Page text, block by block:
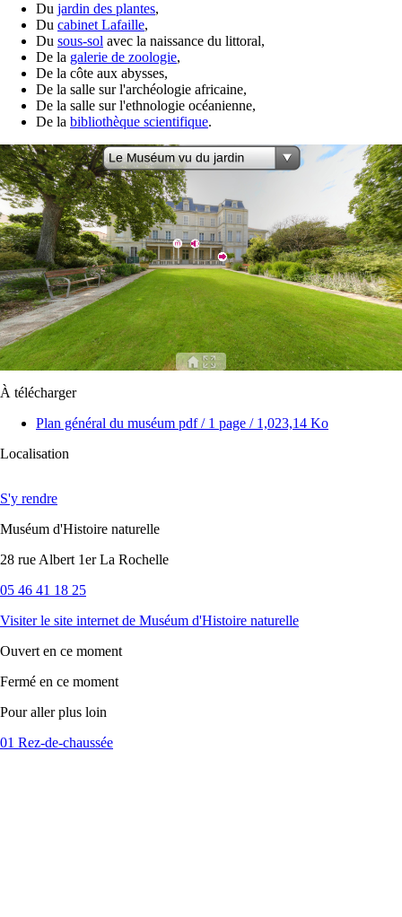
Du jardin des plantes,
Du cabinet Lafaille,
Du sous-sol avec la naissance du littoral,
De la galerie de zoologie,
De la côte aux abysses,
De la salle sur l'archéologie africaine,
De la salle sur l'ethnologie océanienne,
De la bibliothèque scientifique.
À télécharger
Plan général du muséum pdf/ 1 page / 1,023,14 Ko
Localisation
S'y rendre
Muséum d'Histoire naturelle
28 rue Albert 1er La Rochelle
05 46 41 18 25
Visiter le site internet de Muséum d'Histoire naturelle
Ouvert en ce moment
Fermé en ce moment
Pour aller plus loin
01 Rez-de-chaussée